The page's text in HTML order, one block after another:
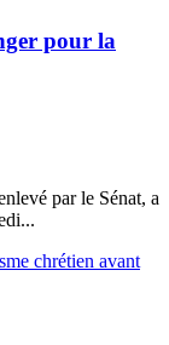
pour la
par le Sénat, a